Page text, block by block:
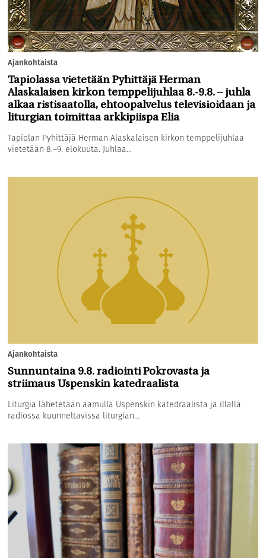
Ajankohtaista
Tapiolassa vietetään Pyhittäjä Herman
Alaskalaisen kirkon temppelijuhlaa 8.-9.8. – juhla
alkaa ristisaatolla, ehtoopalvelus televisioidaan ja
liturgian toimittaa arkkipiispa Elia
Tapiolan Pyhittäjä Herman Alaskalaisen kirkon temppelijuhlaa
vietetään 8.–9. elokuuta. Juhlaa...
Ajankohtaista
Sunnuntaina 9.8. radiointi Pokrovasta ja
striimaus Uspenskin katedraalista
Liturgia lähetetään aamulla Uspenskin katedraalista ja illalla
radiossa kuunneltavissa liturgian...